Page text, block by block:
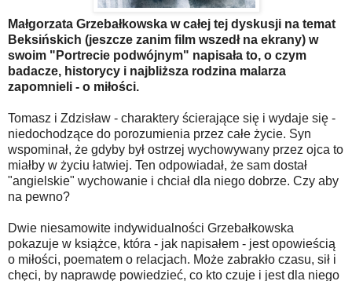
Małgorzata Grzebałkowska w całej tej dyskusji na temat
Beksińskich (jeszcze zanim film wszedł na ekrany) w
swoim "Portrecie podwójnym" napisała to, o czym
badacze, historycy i najbliższa rodzina malarza
zapomnieli - o miłości.
Tomasz i Zdzisław - charaktery ścierające się i wydaje się -
niedochodzące do porozumienia przez całe życie. Syn
wspominał, że gdyby był ostrzej wychowywany przez ojca to
miałby w życiu łatwiej. Ten odpowiadał, że sam dostał
"angielskie" wychowanie i chciał dla niego dobrze. Czy aby
na pewno?
Dwie niesamowite indywidualności Grzebałkowska
pokazuje w książce, która - jak napisałem - jest opowieścią
o miłości, poematem o relacjach. Może zabrakło czasu, sił i
chęci, by naprawdę powiedzieć, co kto czuje i jest dla niego